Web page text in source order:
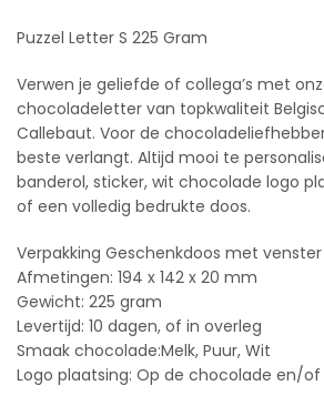
Puzzel Letter S 225 Gram
Verwen je geliefde of collega’s met
chocoladeletter van topkwaliteit
Callebaut. Voor de
beste verlangt. Altijd mooi te
banderol, sticker, wit chocolade logo
of een volledig bedrukte doos.
Verpakking Geschenkdoos met venster
Afmetingen: 194 x 142 x 20 mm
Gewicht: 225 gram
Levertijd: 10 dagen, of in overleg
Smaak chocolade:Melk, Puur, Wit
Logo plaatsing: Op de chocolade en/